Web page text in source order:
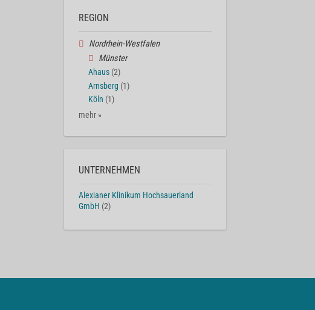
REGION
Nordrhein-Westfalen
Münster
Ahaus (2)
Arnsberg (1)
Köln (1)
mehr »
UNTERNEHMEN
Alexianer Klinikum Hochsauerland
GmbH (2)